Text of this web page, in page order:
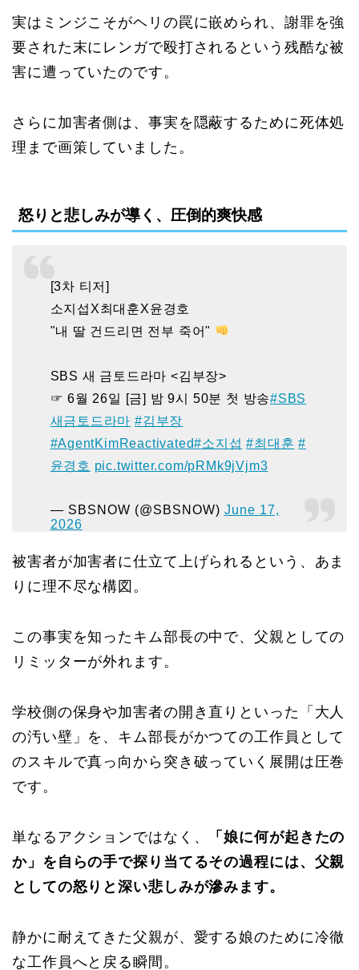
実はミンジこそがヘリの罠に嵌められ、謝罪を強
要された末にレンガで殴打されるという残酷な被
害に遭っていたのです。
さらに加害者側は、事実を隠蔽するために死体処
理まで画策していました。
怒りと悲しみが導く、圧倒的爽快感
[3차 티저]
소지섭X최대훈X윤경호
"내 딸 건드리면 전부 죽어"
SBS 새 금토드라마 <김부장>
☞ 6월 26일 [금] 밤 9시 50분 첫 방송#SBS
새금토드라마 #김부장
#AgentKimReactivated#소지섭 #최대훈 #
윤경호 pic.twitter.com/pRMk9jVjm3
— SBSNOW (@SBSNOW) June 17,
2026
被害者が加害者に仕立て上げられるという、あま
りに理不尽な構図。
この事実を知ったキム部長の中で、父親としての
リミッターが外れます。
学校側の保身や加害者の開き直りといった「大人
の汚い壁」を、キム部長がかつての工作員として
のスキルで真っ向から突き破っていく展開は圧巻
です。
単なるアクションではなく、
「娘に何が起きたの
か」を自らの手で探り当てるその過程には、父親
としての怒りと深い悲しみが滲みます。
静かに耐えてきた父親が、愛する娘のために冷徹
な工作員へと戻る瞬間。